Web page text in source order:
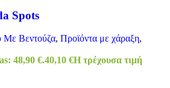
Spots
Βεντούζα, Προϊόντα με χάραξη,
48,90 €.40,10 €Η τρέχουσα τιμή